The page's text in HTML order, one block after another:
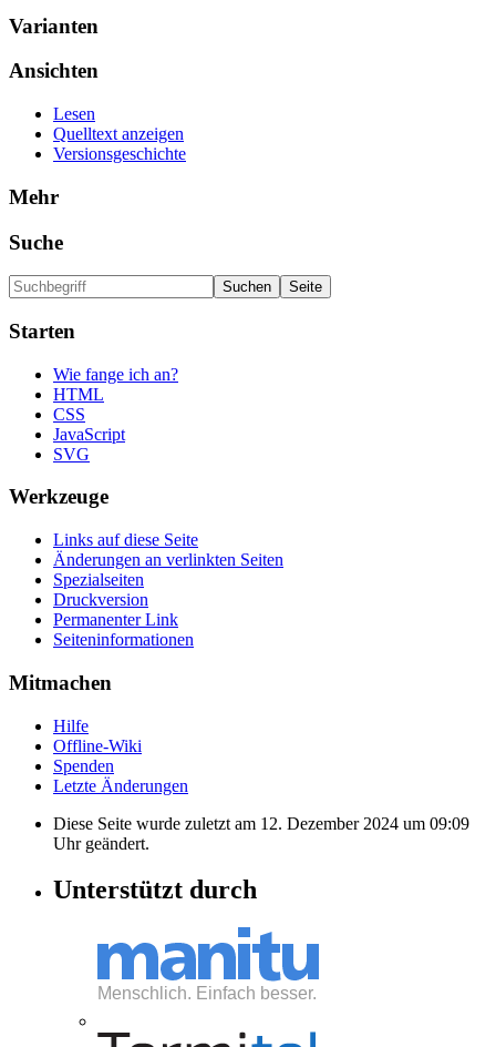
Varianten
Ansichten
Lesen
Quelltext anzeigen
Versionsgeschichte
Mehr
Suche
Starten
Wie fange ich an?
HTML
CSS
JavaScript
SVG
Werkzeuge
Links auf diese Seite
Änderungen an verlinkten Seiten
Spezialseiten
Druckversion
Permanenter Link
Seiten­informationen
Mitmachen
Hilfe
Offline-Wiki
Spenden
Letzte Änderungen
Diese Seite wurde zuletzt am 12. Dezember 2024 um 09:09
Uhr geändert.
Unterstützt durch